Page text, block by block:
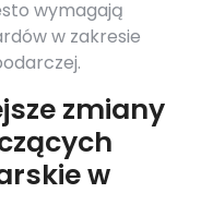
wymagają
w zakresie
zmiany
w